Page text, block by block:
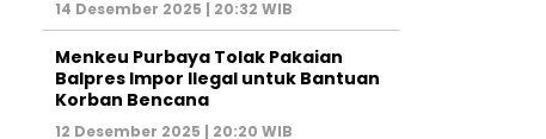
14 Desember 2025 | 20:32 WIB
Menkeu Purbaya Tolak Pakaian
Balpres Impor Ilegal untuk Bantuan
Korban Bencana
12 Desember 2025 | 20:20 WIB